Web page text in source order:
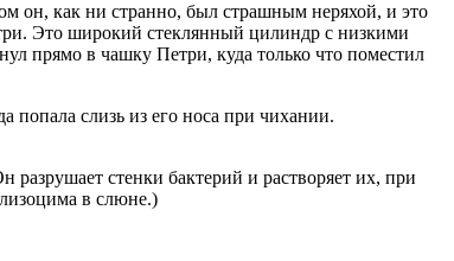
он, как ни странно, был страшным неряхой, и это
Это широкий стеклянный цилиндр с низкими
прямо в чашку Петри, куда только что поместил
попала слизь из его носа при чихании.
стенки бактерий и растворяет их, при
в слюне.)